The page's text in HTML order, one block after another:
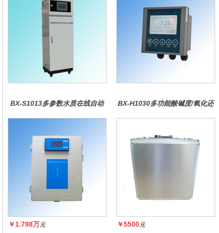
BX-S1013多参数水质在线自动
BX-H1030多功能酸碱度/氧化还
￥1.798万元 ￥5500元